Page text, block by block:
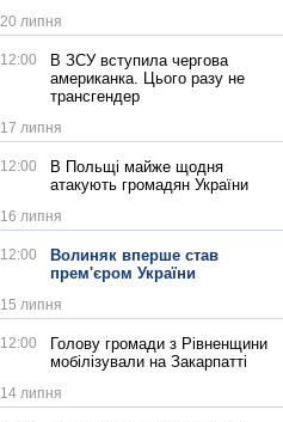
20 липня
12:00
В ЗСУ вступила чергова
американка. Цього разу не
трансгендер
17 липня
12:00
В Польщі майже щодня
атакують громадян України
16 липня
12:00
Волиняк вперше став
прем'єром України
15 липня
12:00
Голову громади з Рівненщини
мобілізували на Закарпатті
14 липня